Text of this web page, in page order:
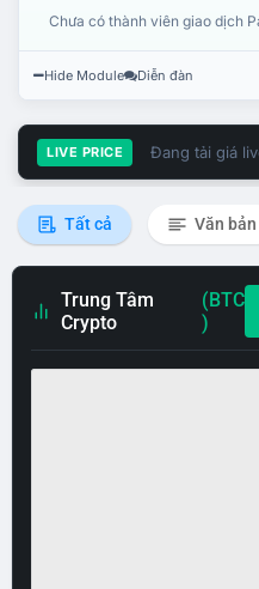
Chưa có thành viên giao dịch
Hide Module Diễn đàn
LIVE PRICE Đang tải giá
Tất cả Văn bản
Trung Tâm
Crypto
(BTC
)